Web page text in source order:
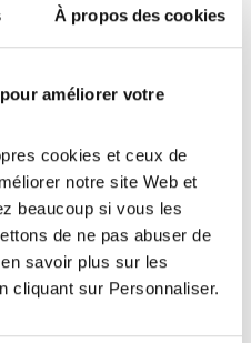
À propos des cookies
améliorer votre
cookies et ceux de
notre site Web et
beaucoup si vous les
de ne pas abuser de
savoir plus sur les
cliquant sur Personnaliser.
STITCH